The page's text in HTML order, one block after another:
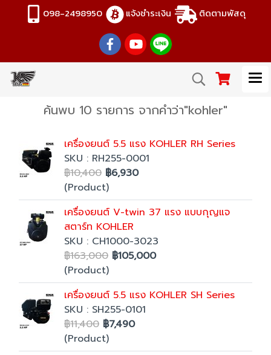
098-2498950 แจ้งชำระเงิน ติดตามพัสดุ
ค้นพบ 10 รายการ จากคำว่า"kohler"
เครื่องยนต์ 5.5 แรง KOHLER RH Series
SKU : RH255-0001
฿10,400 ฿6,930
(Product)
เครื่องยนต์ V-twin 37 แรง แบบกุญแจ
สตาร์ท KOHLER
SKU : CH1000-3023
฿163,000 ฿105,000
(Product)
เครื่องยนต์ 5.5 แรง KOHLER SH Series
SKU : SH255-0101
฿11,400 ฿7,490
(Product)